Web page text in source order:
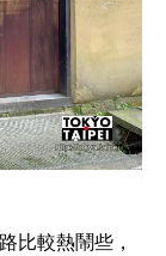
比較熱鬧些，